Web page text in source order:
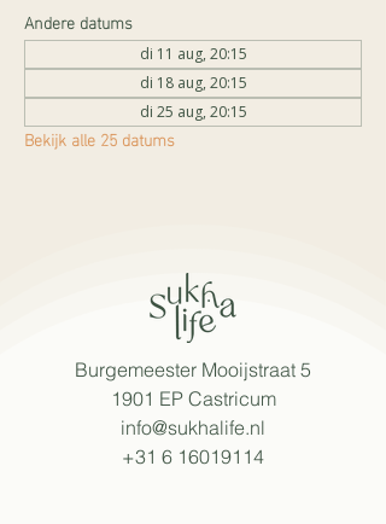
Andere datums
di 11 aug, 20:15
di 18 aug, 20:15
di 25 aug, 20:15
Bekijk alle 25 datums
Burgemeester Mooijstraat 5
1901 EP Castricum​
info@sukhalife.nl
+31 6 16019114